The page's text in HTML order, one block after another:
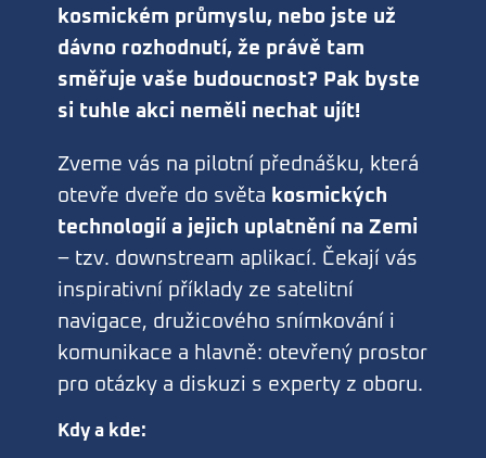
kosmickém průmyslu, nebo jste už
dávno rozhodnutí, že právě tam
směřuje vaše budoucnost? Pak byste
si tuhle akci neměli nechat ujít!
Zveme vás na pilotní přednášku, která
otevře dveře do světa kosmických
technologií a jejich uplatnění na Zemi
– tzv. downstream aplikací. Čekají vás
inspirativní příklady ze satelitní
navigace, družicového snímkování i
komunikace a hlavně: otevřený prostor
pro otázky a diskuzi s experty z oboru.
Kdy a kde: